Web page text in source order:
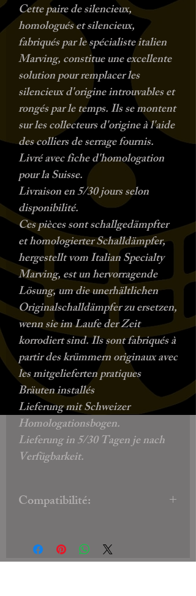
Cette paire de silencieux,
homologués et silencieux,
fabriqués par le spécialiste italien
Marving, constitue une excellente
solution pour remplacer les
silencieux d'origine introuvables et
rongés par le temps. Ils se montent
sur les collecteurs d'origine à l'aide
des colliers de serrage fournis.
Livré avec fiche d'homologation
pour la Suisse.
Livraison en 5/30 jours selon
disponibilité.
Ces pièces sont schallgedämpfter
et homologierter Schalldämpfer,
hergestellt vom Italian Specialty
Marving, est un hervorragende
Lösung, um die unerhältlichen
Originalschalldämpfer zu ersetzen,
wenn sie im Laufe der Zeit
korrodiert sind. Ils sont fabriqués à
partir des krümmern originaux avec
les mitgelieferten pratiques
Bräuten installés
Lieferung mit Schweizer
Homologationsbogen.
Lieferung in 5/30 Tagen je nach
Verfügbarkeit.
Compatibilité:
1983